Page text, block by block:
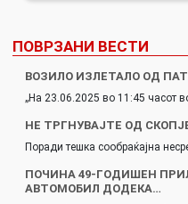
ПОВРЗАНИ ВЕСТИ
ВОЗИЛО ИЗЛЕТАЛО ОД
„На 23.06.2025 во 11:45 часот
НЕ ТРГНУВАЈТЕ ОД
Поради тешка сообраќајна
ПОЧИНА 49-ГОДИШЕН
АВТОМОБИЛ ДОДЕКА…